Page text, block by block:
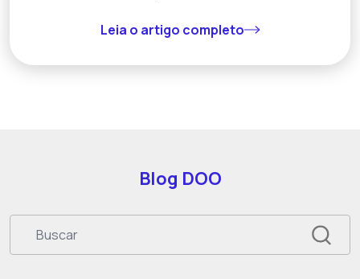
Leia o artigo completo
Blog DOO